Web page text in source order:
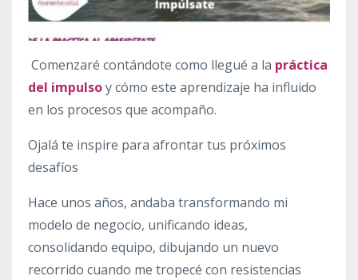
Comenzaré contándote como llegué a la práctica
del impulsoy cómo este aprendizaje ha influido
en los procesos que acompaño.
Ojalá te inspire para afrontar tus próximos
desafíos
Hace unos años, andaba transformando mi
modelo de negocio, unificando ideas,
consolidando equipo, dibujando un nuevo
recorrido cuando me tropecé con resistencias